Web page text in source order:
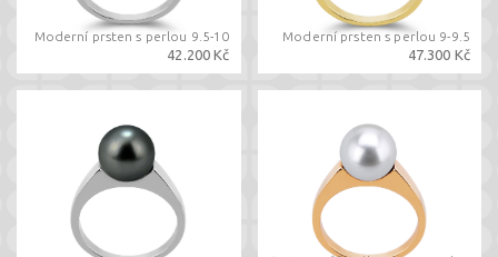
Moderní prsten s perlou 9.5-10
42.200 Kč
Moderní prsten s perlou 9-9.5
47.300 Kč